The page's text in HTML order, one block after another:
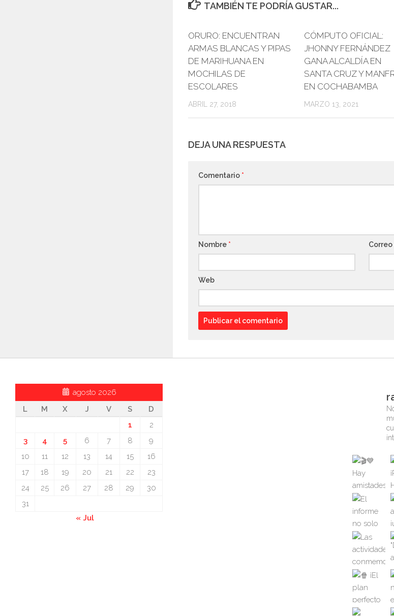
TAMBIÉN TE PODRÍA GUSTAR...
ORURO: ENCUENTRAN
ARMAS BLANCAS Y PIPAS
DE MARIHUANA EN
MOCHILAS DE
ESCOLARES
ABRIL 27, 2018
CÓMPUTO OFICIAL:
JHONNY FERNÁNDEZ
GANA ALCALDÍA EN
SANTA CRUZ Y
EN COCHABAMBA
MARZO 13, 2021
DEJA UNA RESPUESTA
Comentario *
Nombre *
Web
agosto 2026
L
M X J V S
D
1
2
3
4 5 6 7 8
9
10
11 12 13 14 15
16
17
18 19 20 21 22
23
24
25 26 27 28 29
30
31
« Jul